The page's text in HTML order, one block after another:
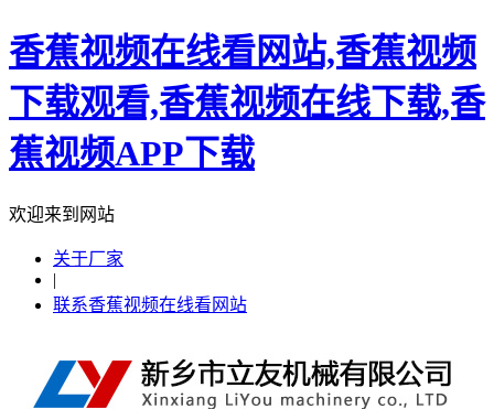
香蕉视频在线看网站,香蕉视频
下载观看,香蕉视频在线下载,香
蕉视频APP下载
欢迎来到网站
关于厂家
|
联系香蕉视频在线看网站